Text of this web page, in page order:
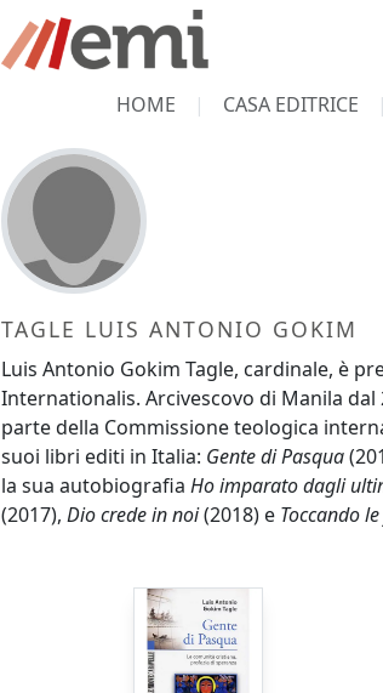
HOME CASA EDITRICE
TAGLE LUIS ANTONIO GOKIM
Luis Antonio Gokim Tagle, cardinale, è
Internationalis. Arcivescovo di Manila
parte della Commissione teologica
suoi libri editi in Italia: Gente di Pasqua
la sua autobiografia Ho imparato dagli
(2017), Dio crede in noi(2018) e Toccando